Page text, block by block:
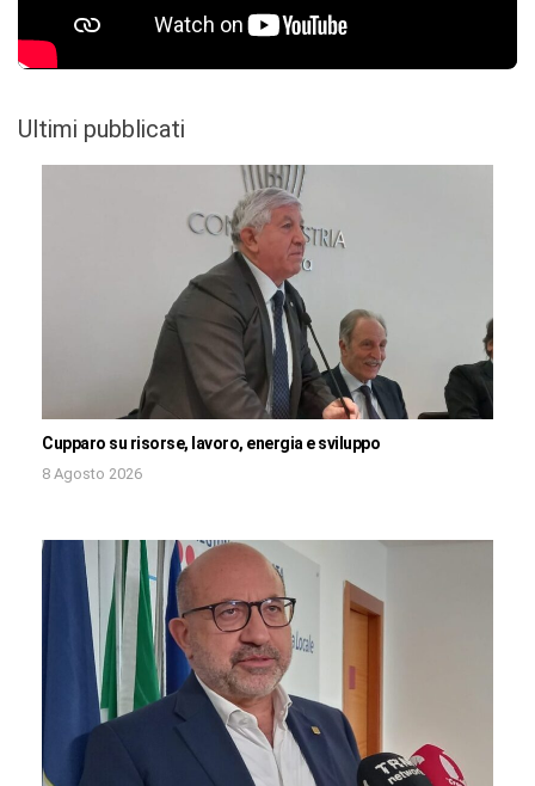
Ultimi pubblicati
Cupparo su risorse, lavoro, energia e sviluppo
8 Agosto 2026